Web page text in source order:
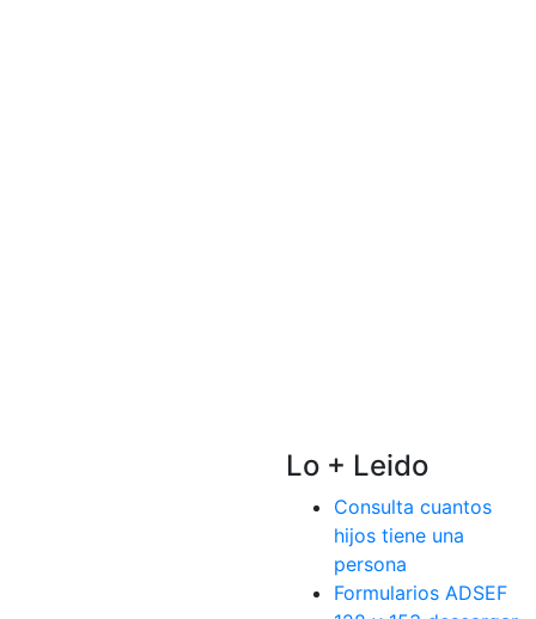
Lo + Leido
Consulta cuantos
hijos tiene una
persona
Formularios ADSEF